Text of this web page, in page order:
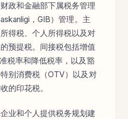
政和金融部下属税务管理
，GIB）管理。主
得税、个人所得税以及对
预提税。间接税包括增值
税率和降低税率，以及豁
别消费税（OTV）以及对
的印花税。
业和个人提供税务规划建